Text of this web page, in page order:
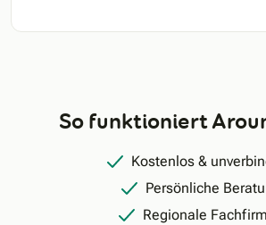
So funktioniert
Kostenlos &
Persönliche
Regionale